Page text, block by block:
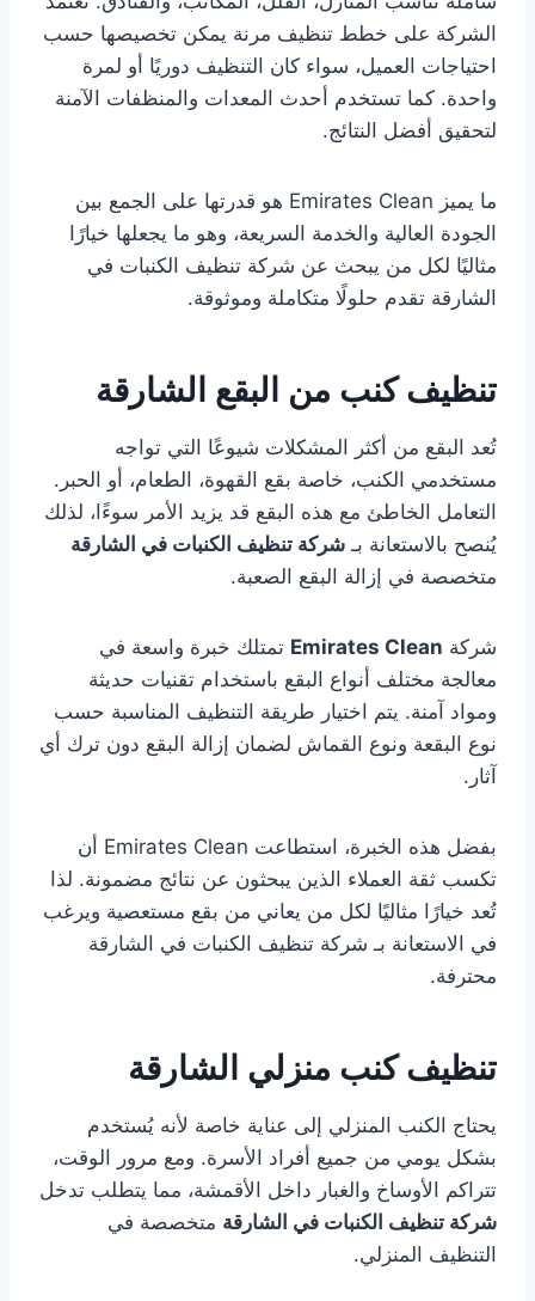
الشركة على خطط تنظيف مرنة يمكن تخصيصها حسب
احتياجات العميل، سواء كان التنظيف دوريًا أو لمرة
واحدة. كما تستخدم أحدث المعدات والمنظفات الآمنة
لتحقيق أفضل النتائج.
ما يميز Emirates Clean هو قدرتها على الجمع بين
الجودة العالية والخدمة السريعة، وهو ما يجعلها خيارًا
مثاليًا لكل من يبحث عن شركة تنظيف الكنبات في
الشارقة تقدم حلولًا متكاملة وموثوقة.
تنظيف كنب من البقع الشارقة
تُعد البقع من أكثر المشكلات شيوعًا التي تواجه
مستخدمي الكنب، خاصة بقع القهوة، الطعام، أو الحبر.
التعامل الخاطئ مع هذه البقع قد يزيد الأمر سوءًا، لذلك
يُنصح بالاستعانة بـ شركة تنظيف الكنبات في الشارقة
متخصصة في إزالة البقع الصعبة.
شركة Emirates Clean تمتلك خبرة واسعة في
معالجة مختلف أنواع البقع باستخدام تقنيات حديثة
ومواد آمنة. يتم اختيار طريقة التنظيف المناسبة حسب
نوع البقعة ونوع القماش لضمان إزالة البقع دون ترك أي
آثار.
بفضل هذه الخبرة، استطاعت Emirates Clean أن
تكسب ثقة العملاء الذين يبحثون عن نتائج مضمونة. لذا
تُعد خيارًا مثاليًا لكل من يعاني من بقع مستعصية ويرغب
في الاستعانة بـ شركة تنظيف الكنبات في الشارقة
محترفة.
تنظيف كنب منزلي الشارقة
يحتاج الكنب المنزلي إلى عناية خاصة لأنه يُستخدم
بشكل يومي من جميع أفراد الأسرة. ومع مرور الوقت،
تتراكم الأوساخ والغبار داخل الأقمشة، مما يتطلب تدخل
شركة تنظيف الكنبات في الشارقة متخصصة في
التنظيف المنزلي.